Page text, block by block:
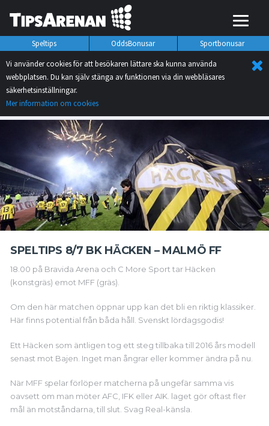
Speltips OddsBonusar
Sportbonusar
Vi använder cookies för att besökaren lättare ska kunna använda
webbplatsen. Du kan själv stänga av funktionen via din webbläsares
säkerhetsinställningar.
Mer information om cookies
SPELTIPS 8/7 BK HÄCKEN – MALMÖ FF
18.00 på Bravida Arena och C More Sport tar Häcken
(konstgräs) emot MFF (gräs).
Om den här matchen öppnar upp kan det bli en riktig klassiker.
Här finns potential från båda håll. Svenskt lördagsgodis!
Ett Häcken som äntligen tog ett steg tillbaka till 2016 års modell
senast mot Bajen. Inget man ångrar eller kommer ändra på nu.
När MFF spelar förlöper matcherna på ungefär samma vis
oavsett om man möter AFC, IFK eller AIK. laget gör oftast fler
mål än motståndarna, till slut. Svag Real-känsla.